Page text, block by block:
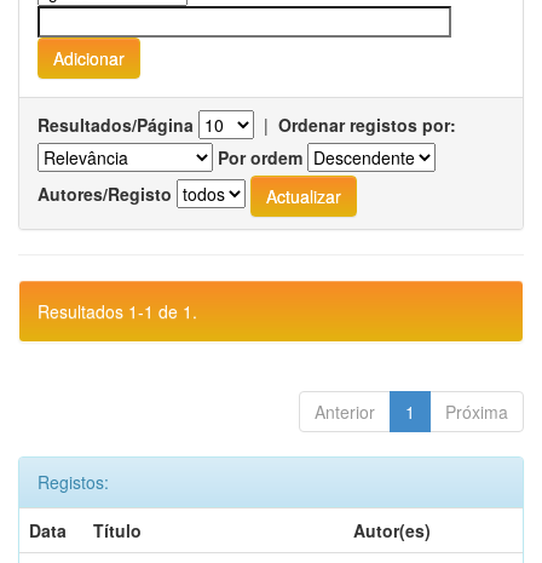
Resultados/Página | Ordenar registos por:
Por ordem
Autores/Registo
Resultados 1-1 de 1.
Anterior 1 Próxima
Registos:
Data
Título
Autor(es)